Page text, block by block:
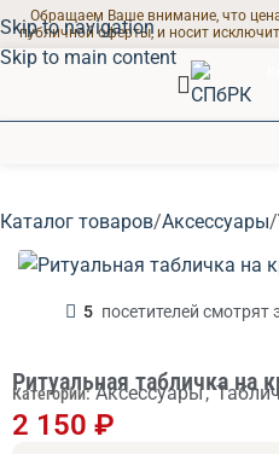
Skip to navigation
Skip to main content
Обращаем Ваше внимание, что
публичной оферты, и носит
ПРОЩАЛЬНЫЕ ЗАЛЫ
Современные залы
для траурных
мероприятий
Каталог товаров Аксессуары
5 посетителей смотрят
Ритуальная табличка на
Категории: Аксессуары,
2 150 ₽